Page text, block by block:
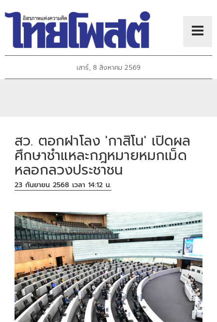
เสาร์, 8 สิงหาคม 2569
สว. ตอกฝาโลง 'กาสิโน' เปิดผล
ศึกษาชำแหละกฎหมายหมกเม็ด
หลอกลวงประชาชน
23 กันยายน 2568 เวลา 14:12 น.